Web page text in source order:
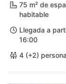
75 m² de
habitable
Llegada a
16:00
4 (+2)